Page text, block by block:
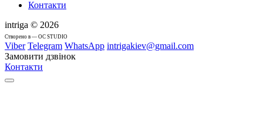
Контакти
intriga © 2026
Cтворено в — OC STUDIO
Viber Telegram WhatsApp intrigakiev@gmail.com
Замовити дзвінок
Контакти